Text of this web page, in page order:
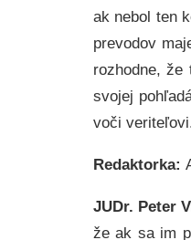
ak nebol ten
prevodov
rozhodne,
svojej
voči
Redaktorka:
JUDr. Peter
že ak sa im